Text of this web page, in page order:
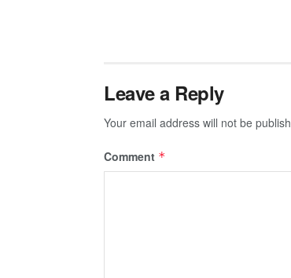
Leave a Reply
Your email address will not be
Comment *